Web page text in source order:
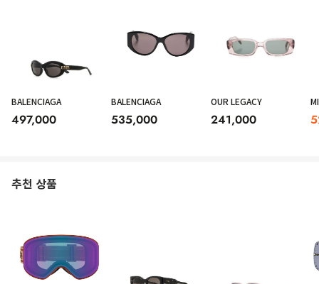
BALENCIAGA
497,000
BALENCIAGA
535,000
OUR LEGACY
241,000
추천 상품